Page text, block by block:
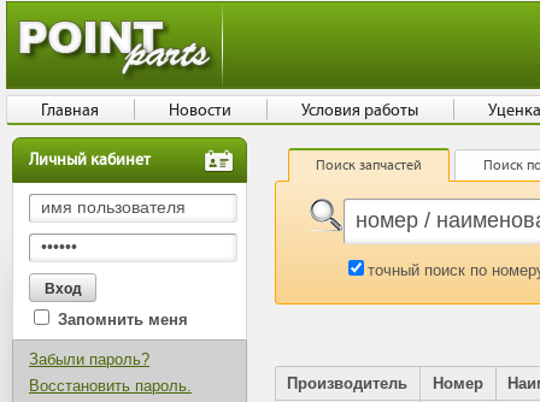
Личный кабинет
Запомнить меня
Забыли пароль?
Восстановить пароль.
Поиск запчастей Поиск
точный поиск по
Производитель Номер
Главная Новости Условия работы